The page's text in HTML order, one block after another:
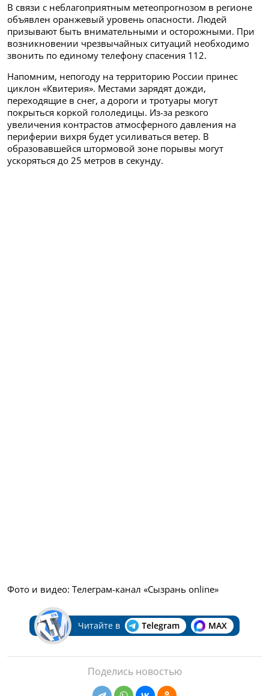
В связи с неблагоприятным метеопрогнозом в регионе
объявлен оранжевый уровень опасности. Людей
призывают быть внимательными и осторожными. При
возникновении чрезвычайных ситуаций необходимо
звонить по единому телефону спасения 112.
Напомним, непогоду на территорию России принес
циклон «Квитерия». Местами зарядят дожди,
переходящие в снег, а дороги и тротуары могут
покрыться коркой гололедицы. Из-за резкого
увеличения контрастов атмосферного давления на
периферии вихря будет усиливаться ветер. В
образовавшейся штормовой зоне порывы могут
ускоряться до 25 метров в секунду.
Фото и видео: Телеграм-канал «Сызрань online»
Читайте в Telegram MAX
Поделись новостью